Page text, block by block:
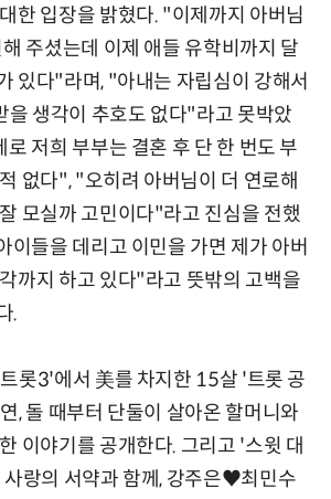
한 입장을 밝혔다. "이제까지 아버님
주셨는데 이제 애들 유학비까지 달
있다"라며, "아내는 자립심이 강해서
을 생각이 추호도 없다"라고 못박았
저희 부부는 결혼 후 단 한 번도 부
없다", "오히려 아버님이 더 연로해
모실까 고민이다"라고 진심을 전했
이들을 데리고 이민을 가면 제가 아버
까지 하고 있다"라고 뜻밖의 고백을
.
롯3'에서 美를 차지한 15살 '트롯 공
, 돌 때부터 단둘이 살아온 할머니와
이야기를 공개한다. 그리고 '스윗 대
사랑의 서약과 함께, 강주은♥최민수